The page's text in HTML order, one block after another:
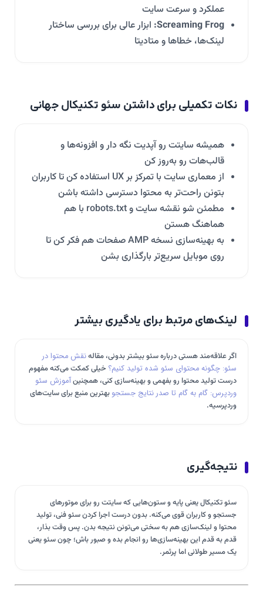
عملکرد و سرعت سایت
Screaming Frog: ابزار عالی برای بررسی ساختار
لینک‌ها، خطاها و متادیتا
نکات تکمیلی برای داشتن سئو تکنیکال جهانی
همیشه سایتت رو آپدیت نگه دار و افزونه‌ها و
قالب‌هات رو به‌روز کن
از معماری سایت با تمرکز بر UX استفاده کن تا کاربران
بتونن راحت‌تر به محتوا دسترسی داشته باشن
مطمئن شو نقشه سایت و robots.txt با هم
هماهنگ هستن
به بهینه‌سازی نسخه AMP صفحات هم فکر کن تا
روی موبایل سریع‌تر بارگذاری بشن
لینک‌های مرتبط برای یادگیری بیشتر
اگر علاقه‌مند هستی درباره سئو بیشتر بدونی، مقالهنقش محتوا در
سئو: چگونه محتوای سئو شده تولید کنیم؟ خیلی کمکت می‌کنه مفهوم
درست تولید محتوا رو بفهمی و بهینه‌سازی کنی، همچنینآموزش سئو
وردپرس: گام به گام تا صدر نتایج جستجو بهترین منبع برای سایت‌های
وردپرسیه.
نتیجه‌گیری
سئو تکنیکال یعنی پایه و ستون‌هایی که سایتت رو برای موتورهای
جستجو و کاربران قوی می‌کنه. بدون درست اجرا کردن سئو فنی، تولید
محتوا و لینک‌سازی هم به سختی می‌تونن نتیجه بدن. پس وقت بذار،
قدم به قدم این بهینه‌سازی‌ها رو انجام بده و صبور باش؛ چون سئو یعنی
یک مسیر طولانی اما پرثمر.